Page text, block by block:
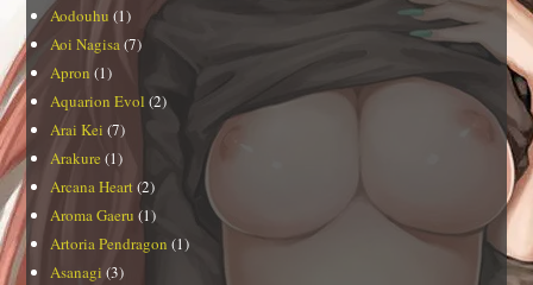
Aodouhu (1)
Aoi Nagisa(7)
Apron (1)
Aquarion Evol (2)
Arai Kei (7)
Arakure (1)
Arcana Heart (2)
Aroma Gaeru (1)
Artoria Pendragon (1)
Asanagi (3)